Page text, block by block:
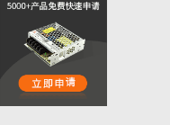
发展历程